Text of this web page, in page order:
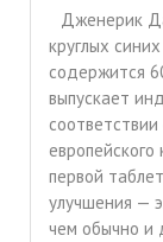
Дженерик
круглых
содержится
выпускает
европейского
первой
улучшения —
чем обычно и